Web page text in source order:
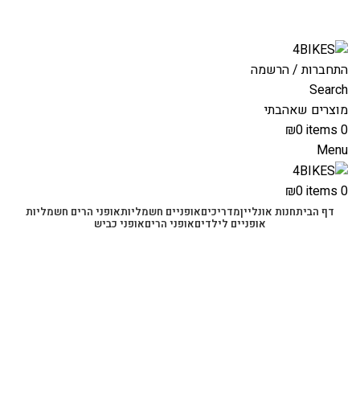
התחברות / הרשמה
Search
מוצרים שאהבתי
0
items
₪0
Menu
0
items
₪0
דף הביתחנות אונלייןמדריכיםאופניים חשמליותאופני הרים חשמליות
אופניים לילדיםאופני הריםאופני כביש